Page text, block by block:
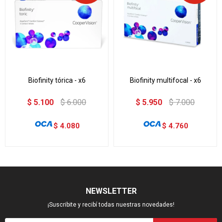
Biofinity tórica - x6
$ 5.100 $ 6.000
$ 4.080
Biofinity multifocal - x6
$ 5.950 $ 7.000
$ 4.760
NEWSLETTER
¡Suscribite y recibí todas nuestras novedades!